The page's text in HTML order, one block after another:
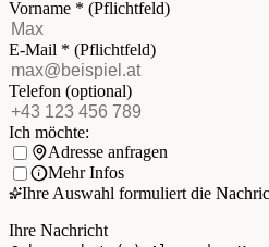
Vorname * (Pflichtfeld)
E-Mail * (Pflichtfeld)
Telefon (optional)
Ich möchte:
Adresse anfragen
Mehr Infos
Ihre Auswahl formuliert die
Ihre Nachricht